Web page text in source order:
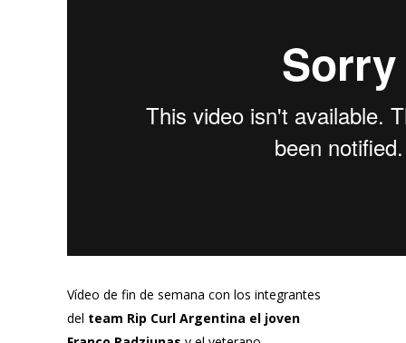
Vídeo de fin de semana con los integrantes
del team Rip Curl Argentina el joven